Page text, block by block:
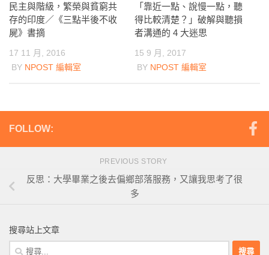
民主與階級，繁榮與貧窮共
存的印度／《三點半後不收
屍》書摘
17 11 月, 2016
BY NPOST 編輯室
「靠近一點、說慢一點，聽
得比較清楚？」破解與聽損
者溝通的 4 大迷思
15 9 月, 2017
BY NPOST 編輯室
FOLLOW:
PREVIOUS STORY
反思：大學畢業之後去偏鄉部落服務，又讓我思考了很
多
搜尋站上文章
搜